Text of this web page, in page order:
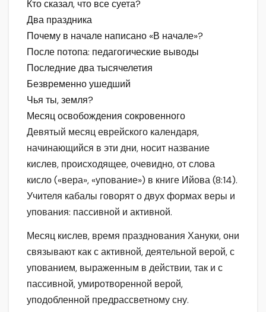
Кто сказал, что все суета?
Два праздника
Почему в начале написано «В начале»?
После потопа: педагогические выводы
Последние два тысячелетия
Безвременно ушедший
Чья ты, земля?
Месяц освобождения сокровенного
Девятый месяц еврейского календаря,
начинающийся в эти дни, носит название
кислев, происходящее, очевидно, от слова
кисло («вера», «упование») в книге Ийова (8:14).
Учителя кабалы говорят о двух формах веры и
упования: пассивной и активной.
Месяц кислев, время празднования Хануки, они
связывают как с активной, деятельной верой, с
упованием, выраженным в действии, так и с
пассивной, умиротворенной верой,
уподобленной предрассветному сну.